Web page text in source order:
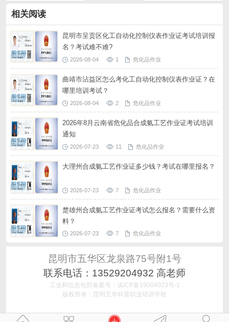
相关阅读
昆明市呈贡区化工自动化控制仪表作业证考试培训报
名？考试难不难?
2026-08-04 1 危化品作业
曲靖市沾益区怎么考化工自动化控制仪表作业证？在
哪里培训考试？
2026-08-04 2 危化品作业
2026年8月云南省危化品合成氨工艺作业证考试培训
通知
2026-07-23 11 危化品作业
大理州合成氨工艺作业证多少钱？考试在哪里报名？
2026-07-23 7 危化品作业
楚雄州合成氨工艺作业证考试怎么报名？需要什么资
料？
2026-07-23 7 危化品作业
昆明市五华区龙泉路75号附1号
联系电话：13529204932 高老师
工业和信息化部备案号：滇ICP备19004023号-1
版权所有：昆明五华科普职业培训学校